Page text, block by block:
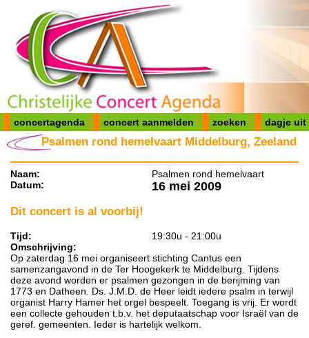
concertagenda concert aanmelden zoeken dagje uit
Psalmen rond hemelvaart Middelburg, Zeeland
Naam:
Psalmen rond hemelvaart
Datum:
16 mei 2009
Dit concert is al voorbij!
Tijd:
19:30u - 21:00u
Omschrijving:
Op zaterdag 16 mei organiseert stichting Cantus een
samenzangavond in de Ter Hoogekerk te Middelburg. Tijdens
deze avond worden er psalmen gezongen in de berijming van
1773 en Datheen. Ds. J.M.D. de Heer leidt iedere psalm in terwijl
organist Harry Hamer het orgel bespeelt. Toegang is vrij. Er wordt
een collecte gehouden t.b.v. het deputaatschap voor Israël van de
geref. gemeenten. Ieder is hartelijk welkom.